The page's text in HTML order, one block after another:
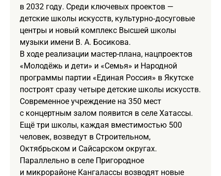
в 2032 году. Среди ключевых проектов —
детские школы искусств, культурно‑досуговые
центры и новый комплекс Высшей школы
музыки имени В. А. Босикова.
В ходе реализации мастер-плана, нацпроектов
«Молодёжь и дети» и «Семья» и Народной
программы партии «Единая Россия» в Якутске
построят сразу четыре детские школы искусств.
Современное учреждение на 350 мест
с концертным залом появится в селе Хатассы.
Ещё три школы, каждая вместимостью 500
человек, возведут в Строительном,
Октябрьском и Сайсарском округах.
Параллельно в селе Пригородное
и микрорайоне Кангалассы возводят новые